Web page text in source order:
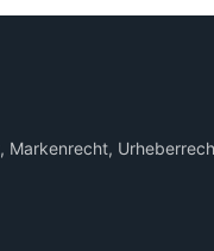
Markenrecht,